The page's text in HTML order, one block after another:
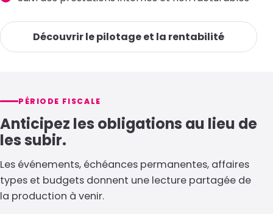
Découvrir le pilotage et la rentabilité
PÉRIODE FISCALE
Anticipez les obligations au lieu de
les subir.
Les événements, échéances permanentes, affaires
types et budgets donnent une lecture partagée de
la production à venir.